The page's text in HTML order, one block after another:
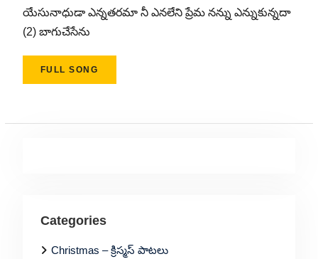
యేసునాధుడా ఎన్నతరమా నీ ఎనలేని ప్రేమ నన్ను ఎన్నుకున్నదా
(2) బాగుచేసేను
FULL SONG
Categories
Christmas – క్రిస్మస్ పాటలు